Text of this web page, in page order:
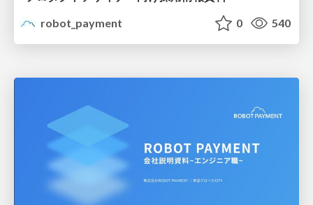
robot_payment
0 540